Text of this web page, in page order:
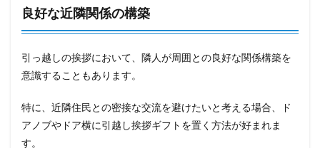
良好な近隣関係の構築
引っ越しの挨拶において、隣人が周囲との良好な関係構築を
意識することもあります。
特に、近隣住民との密接な交流を避けたいと考える場合、ド
アノブやドア横に引越し挨拶ギフトを置く方法が好まれま
す。